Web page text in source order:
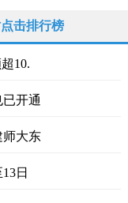
击排行榜
10.
开通
师大东
日